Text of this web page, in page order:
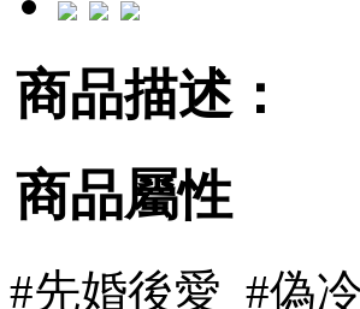
商品描述：
商品屬性
#先婚後愛 #偽